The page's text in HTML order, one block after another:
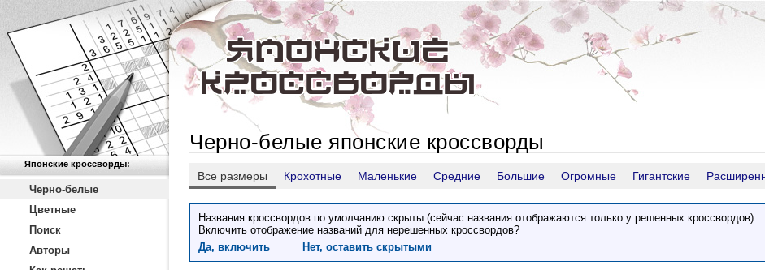
Японские кроссворды:
Черно-белые
Цветные
Поиск
Авторы
Черно-белые японские кроссворды
Все размеры Крохотные Маленькие Средние Большие Огромные Гигантские
Названия кроссвордов по умолчанию скрыты (сейчас названия отображаются только у решенных кроссвордов).
Включить отображение названий для нерешенных кроссвордов?
Да, включить
Нет, оставить скрытыми